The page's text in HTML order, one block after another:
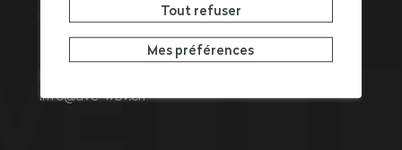
1950 Sion
Tél. +41 27 327 32 32
info@ave-wbv.ch
Tout refuser
Mes préférences